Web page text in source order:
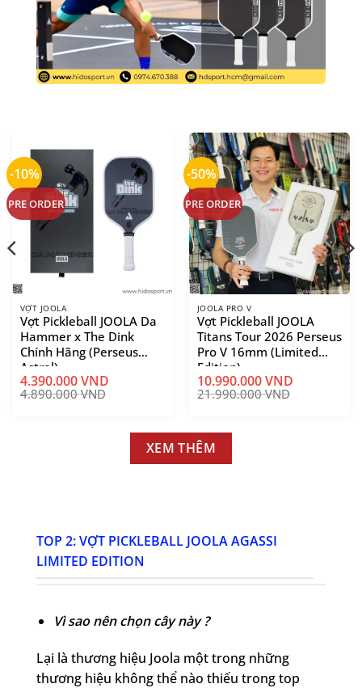
-10%
PRE ORDER
VỢT JOOLA
Vợt Pickleball JOOLA Da
Hammer x The Dink
Chính Hãng (Perseus
Astral)
4.890.000VND
Giá
4.390.000VND
Giá
-50%
PRE ORDER
JOOLA PRO V
Vợt Pickleball JOOLA
Titans Tour 2026 Perseus
Pro V 16mm (Limited
Edition)
21.990.000VND
Giá
21.990.000 VND.
10.990.000VND
Giá
là:
10.990.000 VND.
XEM THÊM
TOP 2: VỢT PICKLEBALL JOOLA AGASSI
LIMITED EDITION
Vì sao nên chọn cây này ?
Lại là thương hiệu Joola một trong những
thương hiệu không thể nào thiếu trong top